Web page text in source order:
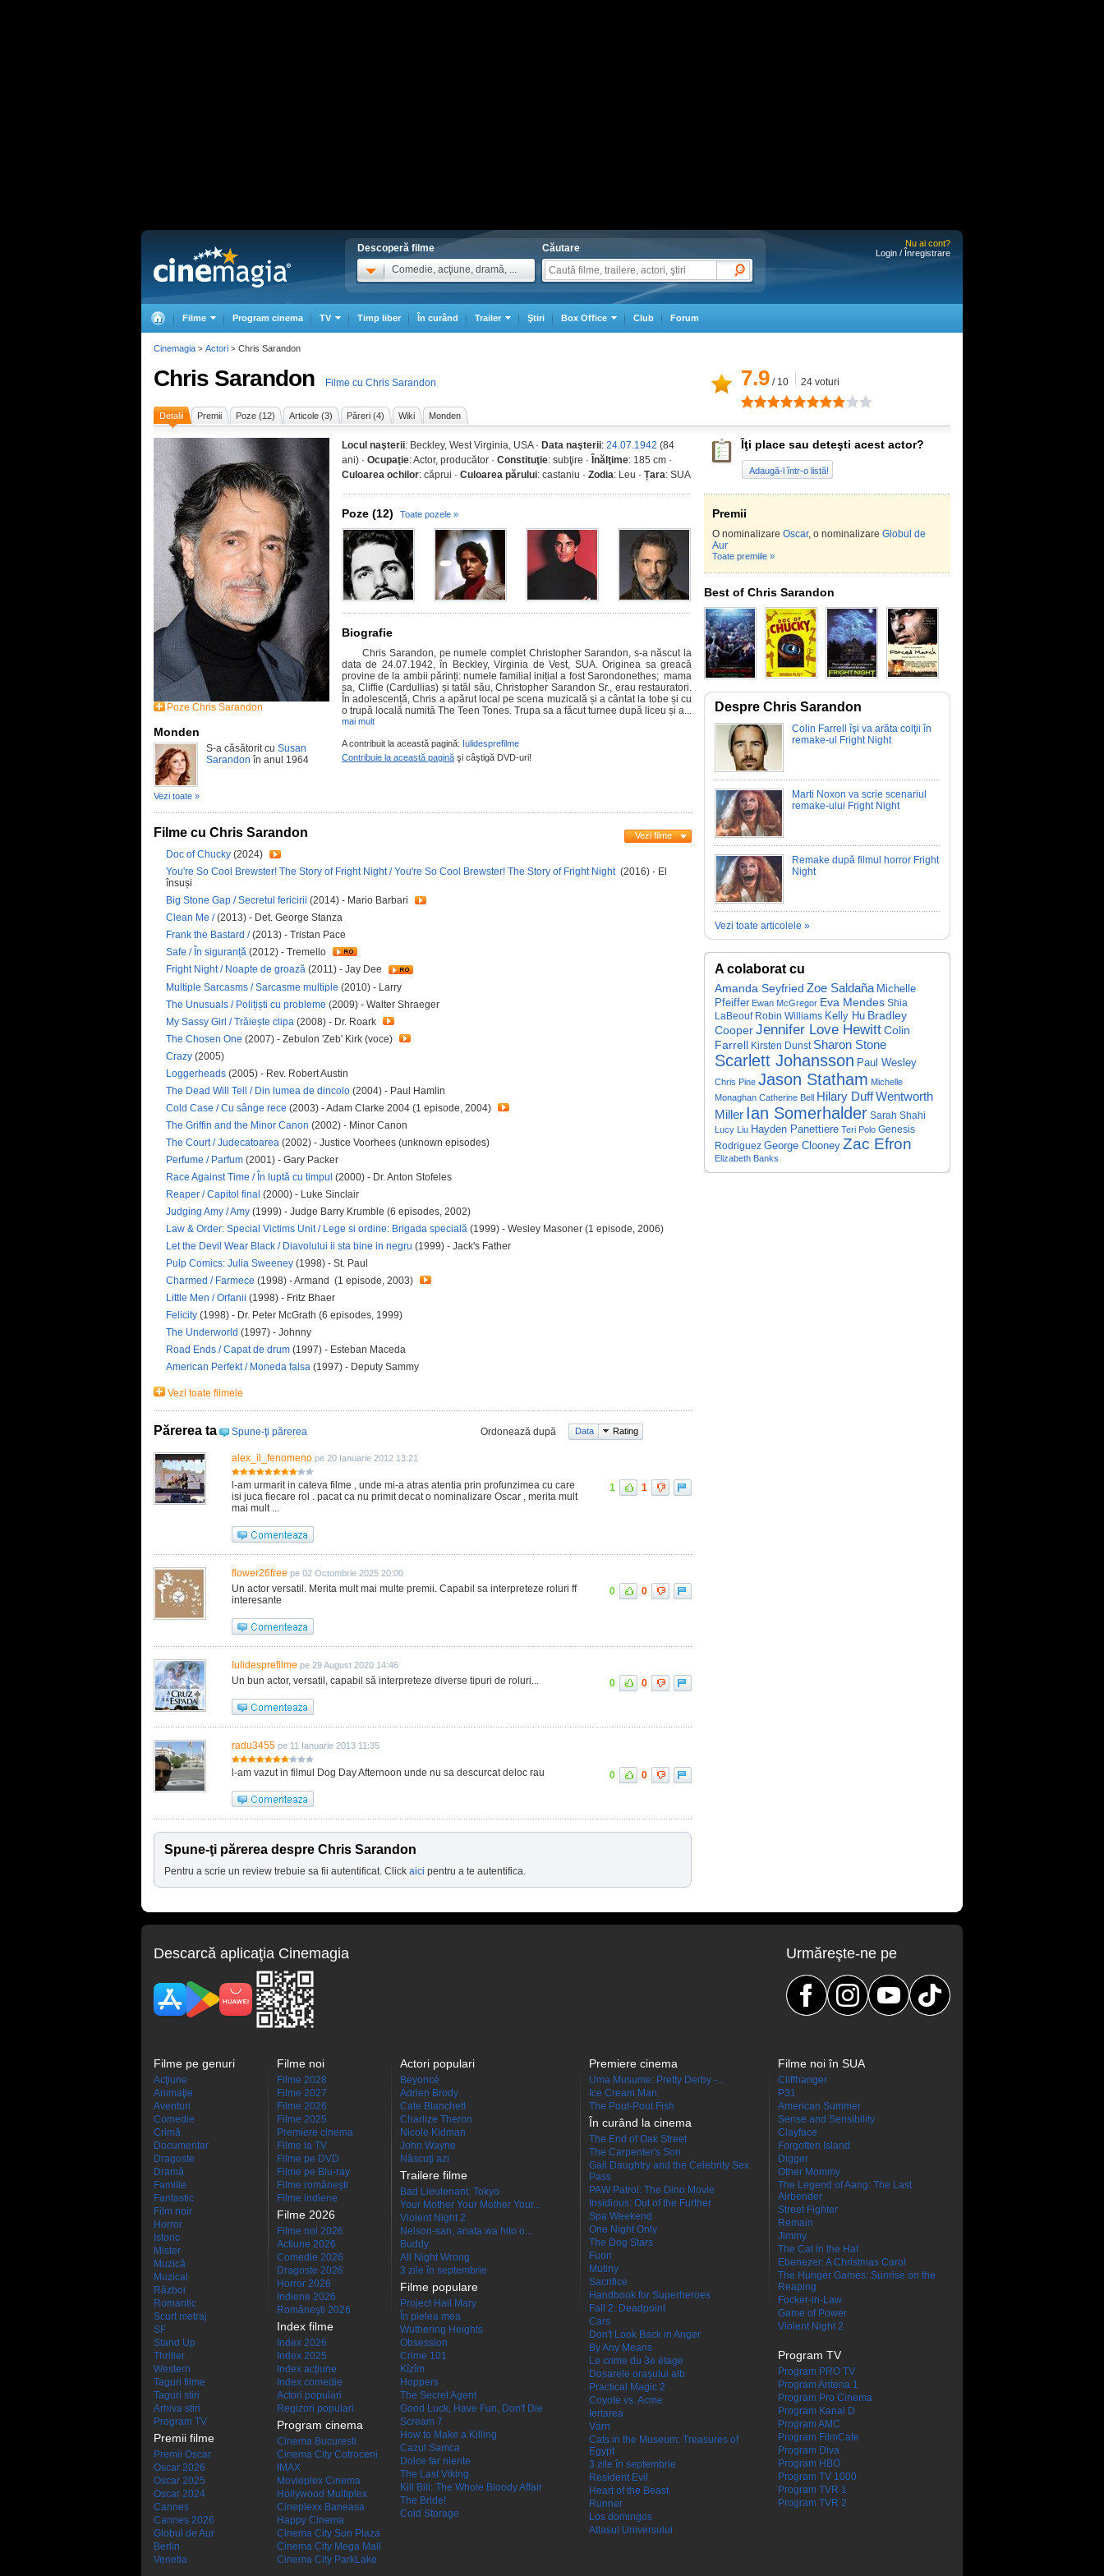
Descoperă filme
Comedie, acţiune, dramă, ...
Căutare
Nu ai cont?
Login / Înregistrare
Filme Program cinema TV Timp liber În curând Trailer Ştiri Box Office Club Forum
Chris Sarandon Filme cu Chris Sarandon 7.9 / 10 24 voturi
Detalii Premii Poze (12) Articole (3) Păreri (4) Wiki Monden
Poze Chris Sarandon
Monden
S-a căsătorit cu Susan
Sarandon în anul 1964
Vezi toate »
Locul naşterii: Beckley, West Virginia, USA · Data naşterii: 24.07.1942 (84
ani) · Ocupaţie: Actor, producător · Constituţie: subţire · Înălţime: 185 cm ·
Culoarea ochilor: căprui · Culoarea părului: castaniu · Zodia: Leu · Țara: SUA
Poze (12) Toate pozele »
Biografie
Chris Sarandon, pe numele complet Christopher Sarandon, s-a născut la
data de 24.07.1942, în Beckley, Virginia de Vest, SUA. Originea sa greacă
provine de la ambii părinți: numele familial inițial a fost Sarondonethes; mama
sa, Cliffie (Cardullias) și tatăl său, Christopher Sarandon Sr., erau restauratori.
În adolescență, Chris a apărut local pe scena muzicală și a cântat la tobe și cu
o trupă locală numită The Teen Tones. Trupa sa a făcut turnee după liceu și a...
mai mult
A contribuit la această pagină: Iulidesprefilme
Contribuie la această pagină şi câştigă DVD-uri!
Filme cu Chris Sarandon Vezi filme
Doc of Chucky (2024)
You're So Cool Brewster! The Story of Fright Night / You're So Cool Brewster! The Story of Fright Night (2016) - El
însuși
Big Stone Gap / Secretul fericirii (2014) - Mario Barbari
Clean Me /(2013) - Det. George Stanza
Frank the Bastard /(2013) - Tristan Pace
Safe / În siguranță (2012) - Tremello
Fright Night / Noapte de groază (2011) - Jay Dee
Multiple Sarcasms / Sarcasme multiple (2010) - Larry
The Unusuals / Polițiști cu probleme (2009) - Walter Shraeger
My Sassy Girl / Trăiește clipa (2008) - Dr. Roark
The Chosen One (2007) - Zebulon 'Zeb' Kirk (voce)
Crazy (2005)
Loggerheads (2005) - Rev. Robert Austin
The Dead Will Tell / Din lumea de dincolo (2004) - Paul Hamlin
Cold Case / Cu sânge rece (2003) - Adam Clarke 2004 (1 episode, 2004)
The Griffin and the Minor Canon (2002) - Minor Canon
The Court / Judecatoarea (2002) - Justice Voorhees (unknown episodes)
Perfume / Parfum (2001) - Gary Packer
Race Against Time / În luptă cu timpul (2000) - Dr. Anton Stofeles
Reaper / Capitol final (2000) - Luke Sinclair
Judging Amy / Amy (1999) - Judge Barry Krumble (6 episodes, 2002)
Law & Order: Special Victims Unit / Lege si ordine: Brigada specială (1999) - Wesley Masoner (1 episode, 2006)
Let the Devil Wear Black / Diavolului ii sta bine in negru (1999) - Jack's Father
Pulp Comics: Julia Sweeney (1998) - St. Paul
Charmed / Farmece (1998) - Armand (1 episode, 2003)
Little Men / Orfanii (1998) - Fritz Bhaer
Felicity (1998) - Dr. Peter McGrath (6 episodes, 1999)
The Underworld (1997) - Johnny
Road Ends / Capat de drum (1997) - Esteban Maceda
American Perfekt / Moneda falsa (1997) - Deputy Sammy
Vezi toate filmele
Părerea ta Spune-ţi părerea Ordonează după Data Rating
alex_il_fenomeno pe 20 Ianuarie 2012 13:21
l-am urmarit in cateva filme , unde mi-a atras atentia prin profunzimea cu care
isi juca fiecare rol . pacat ca nu primit decat o nominalizare Oscar , merita mult
mai mult ...
1 1
flower26free pe 02 Octombrie 2025 20:00
Un actor versatil. Merita mult mai multe premii. Capabil sa interpreteze roluri ff
interesante
0 0
Iulidesprefilme pe 29 August 2020 14:46
Un bun actor, versatil, capabil să interpreteze diverse tipuri de roluri... 0 0
radu3455 pe 11 Ianuarie 2013 11:35
l-am vazut in filmul Dog Day Afternoon unde nu sa descurcat deloc rau 0 0
Spune-ţi părerea despre Chris Sarandon
Pentru a scrie un review trebuie sa fii autentificat. Click aici pentru a te autentifica.
Îţi place sau deteşti acest actor?
Adaugă-l într-o listă!
Premii
O nominalizare Oscar, o nominalizare Globul de
Aur
Toate premiile »
Best of Chris Sarandon
Despre Chris Sarandon
Colin Farrell îşi va arăta colţii în
remake-ul Fright Night
Marti Noxon va scrie scenariul
remake-ului Fright Night
Remake după filmul horror Fright
Night
Vezi toate articolele »
A colaborat cu
Amanda Seyfried Zoe Saldaña Michelle
Pfeiffer Ewan McGregor Eva Mendes Shia
LaBeouf Robin Williams Kelly Hu Bradley
CooperJennifer Love HewittColin
Farrell Kirsten Dunst Sharon Stone
Scarlett Johansson Paul Wesley
Chris Pine Jason Statham Michelle
Monaghan Catherine Bell Hilary DuffWentworth
Miller Ian Somerhalder Sarah Shahi
Lucy Liu Hayden Panettiere Teri Polo Genesis
Rodriguez George Clooney Zac Efron
Elizabeth Banks
Cinemagia > Actori > Chris Sarandon
Descarcă aplicaţia Cinemagia Urmăreşte-ne pe
Filme pe genuri
Acţiune
Animaţie
Aventuri
Comedie
Crimă
Documentar
Dragoste
Dramă
Familie
Fantastic
Film noir
Horror
Istoric
Mister
Muzică
Muzical
Război
Romantic
Scurt metraj
SF
Stand Up
Thriller
Western
Taguri filme
Taguri stiri
Arhiva stiri
Program TV
Premii filme
Premii Oscar
Oscar 2026
Oscar 2025
Oscar 2024
Cannes
Cannes 2026
Globul de Aur
Berlin
Venetia
Filme noi
Filme 2028
Filme 2027
Filme 2026
Filme 2025
Premiere cinema
Filme la TV
Filme pe DVD
Filme pe Blu-ray
Filme româneşti
Filme indiene
Filme 2026
Filme noi 2026
Actiune 2026
Comedie 2026
Dragoste 2026
Horror 2026
Indiene 2026
Româneşti 2026
Index filme
Index 2026
Index 2025
Index acţiune
Index comedie
Actori populari
Regizori populari
Program cinema
Cinema Bucuresti
Cinema City Cotroceni
IMAX
Movieplex Cinema
Hollywood Multiplex
Cineplexx Baneasa
Happy Cinema
Cinema City Sun Plaza
Cinema City Mega Mall
Cinema City ParkLake
Actori populari
Beyoncé
Adrien Brody
Cate Blanchett
Charlize Theron
Nicole Kidman
John Wayne
Născuţi azi
Trailere filme
Bad Lieutenant: Tokyo
Your Mother Your Mother Your...
Violent Night 2
Nelson-san, anata wa hito o...
Buddy
All Night Wrong
3 zile în septembrie
Filme populare
Project Hail Mary
În pielea mea
Wuthering Heights
Obsession
Crime 101
Kîzîm
Hoppers
The Secret Agent
Good Luck, Have Fun, Don't Die
Scream 7
How to Make a Killing
Cazul Samca
Dolce far niente
The Last Viking
Kill Bill: The Whole Bloody Affair
The Bride!
Cold Storage
Premiere cinema
Uma Musume: Pretty Derby -...
Ice Cream Man
The Pout-Pout Fish
În curând la cinema
The End of Oak Street
The Carpenter's Son
Gail Daughtry and the Celebrity Sex
Pass
PAW Patrol: The Dino Movie
Insidious: Out of the Further
Spa Weekend
One Night Only
The Dog Stars
Fuori
Mutiny
Sacrifice
Handbook for Superheroes
Fall 2: Deadpoint
Cars
Don't Look Back in Anger
By Any Means
Le crime du 3e étage
Dosarele orașului alb
Practical Magic 2
Coyote vs. Acme
Iertarea
Värn
Cats in the Museum: Treasures of
Egypt
3 zile în septembrie
Resident Evil
Heart of the Beast
Runner
Los domingos
Atlasul Universului
Filme noi în SUA
Cliffhanger
P31
American Summer
Sense and Sensibility
Clayface
Forgotten Island
Digger
Other Mommy
The Legend of Aang: The Last
Airbender
Street Fighter
Remain
Jimmy
The Cat in the Hat
Ebenezer: A Christmas Carol
The Hunger Games: Sunrise on the
Reaping
Focker-in-Law
Game of Power
Violent Night 2
Program TV
Program PRO TV
Program Antena 1
Program Pro Cinema
Program Kanal D
Program AMC
Program FilmCafe
Program Diva
Program HBO
Program TV 1000
Program TVR 1
Program TVR 2